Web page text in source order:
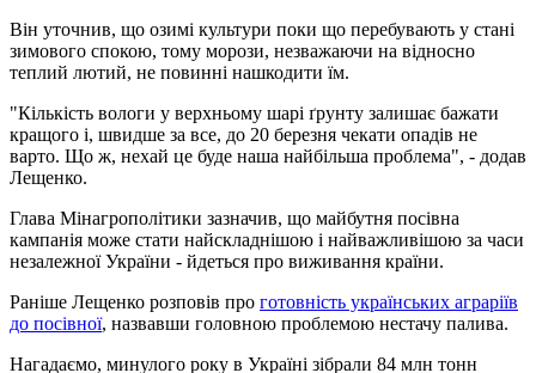
Він уточнив, що озимі культури поки що перебувають у стані
зимового спокою, тому морози, незважаючи на відносно
теплий лютий, не повинні нашкодити їм.
"Кількість вологи у верхньому шарі ґрунту залишає бажати
кращого і, швидше за все, до 20 березня чекати опадів не
варто. Що ж, нехай це буде наша найбільша проблема", - додав
Лещенко.
Глава Мінагрополітики зазначив, що майбутня посівна
кампанія може стати найскладнішою і найважливішою за часи
незалежної України - йдеться про виживання країни.
Раніше Лещенко розповів про готовність українських аграріїв
до посівної, назвавши головною проблемою нестачу палива.
Нагадаємо, минулого року в Україні зібрали 84 млн тонн